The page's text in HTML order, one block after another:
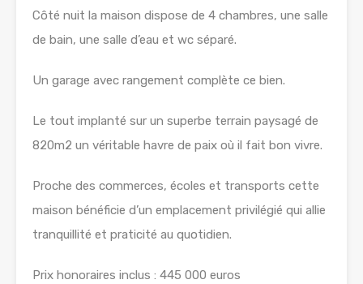
Côté nuit la maison dispose de 4 chambres, une salle
de bain, une salle d’eau et wc séparé.
Un garage avec rangement complète ce bien.
Le tout implanté sur un superbe terrain paysagé de
820m2 un véritable havre de paix où il fait bon vivre.
Proche des commerces, écoles et transports cette
maison bénéficie d’un emplacement privilégié qui allie
tranquillité et praticité au quotidien.
Prix honoraires inclus : 445 000 euros